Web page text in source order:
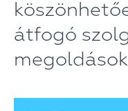
átfogó